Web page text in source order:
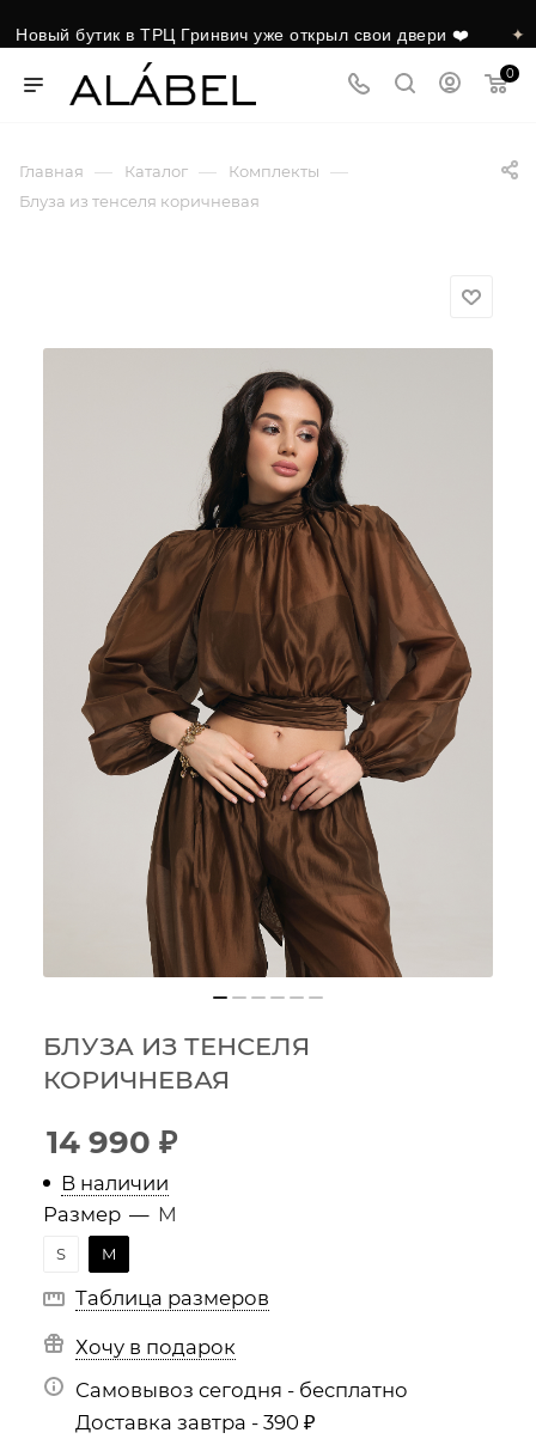
бутик в ТРЦ Гринвич уже открыл свои двери ❤️
0
Главная — Каталог — Комплекты —
Блуза из тенселя коричневая
БЛУЗА ИЗ ТЕНСЕЛЯ
КОРИЧНЕВАЯ
14 990 ₽
В наличии
Размер — M
S M
Таблица размеров
Хочу в подарок
Самовывоз сегодня - бесплатно
Доставка завтра - 390 ₽